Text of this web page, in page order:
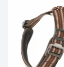
S, M, L